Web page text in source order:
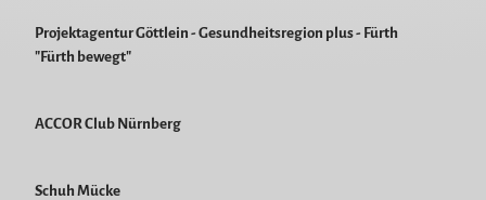
Projektagentur Göttlein - Gesundheitsregion plus - Fürth
"Fürth bewegt"
ACCOR Club Nürnberg
Schuh Mücke